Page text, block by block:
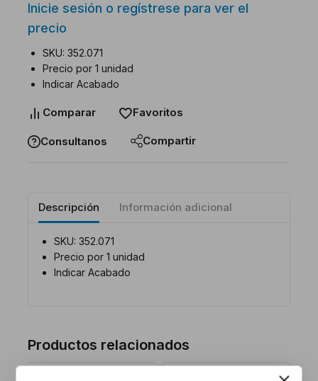
Inicie sesión o regístrese para ver el
precio
SKU: 352.071
Precio por 1 unidad
Indicar Acabado
Comparar Favoritos
Consultanos Compartir
Descripción Información adicional
SKU: 352.071
Precio por 1 unidad
Indicar Acabado
Productos relacionados